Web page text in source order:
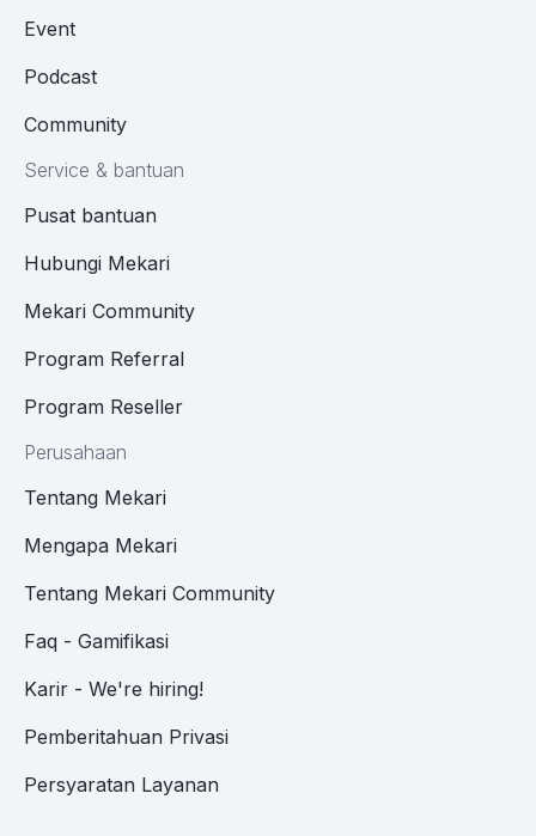
Event
Podcast
Community
Service & bantuan
Pusat bantuan
Hubungi Mekari
Mekari Community
Program Referral
Program Reseller
Perusahaan
Tentang Mekari
Mengapa Mekari
Tentang Mekari Community
Faq - Gamifikasi
Karir - We're hiring!
Pemberitahuan Privasi
Persyaratan Layanan